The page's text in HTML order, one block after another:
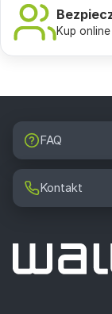
Kup
FAQ
Kontakt